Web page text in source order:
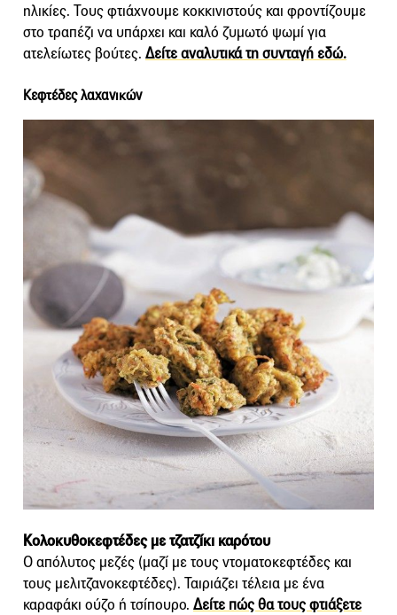
ηλικίες. Τους φτιάχνουμε κοκκινιστούς και φροντίζουμε
στο τραπέζι να υπάρχει και καλό ζυμωτό ψωμί για
ατελείωτες βούτες. Δείτε αναλυτικά τη συνταγή εδώ.
Κεφτέδες λαχανικών
Κολοκυθοκεφτέδες με τζατζίκι καρότου
Ο απόλυτος μεζές (μαζί με τους ντοματοκεφτέδες και
τους μελιτζανοκεφτέδες). Ταιριάζει τέλεια με ένα
καραφάκι ούζο ή τσίπουρο. Δείτε πώς θα τους φτιάξετε